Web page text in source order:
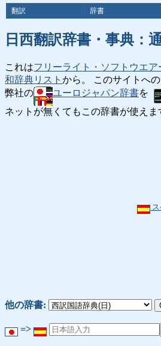
翻訳 辞書
日西翻訳辞書・事典：
これはフリーライト・ソフトウエア
和辞典リスト から。 このサイトへ
弊社の
ユーロジャパン辞書を
ネットが無くてもこの辞書が使えま
他の辞書:
=>